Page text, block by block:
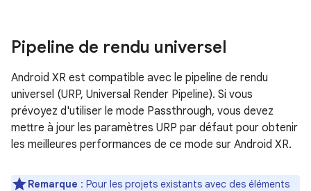
Pipeline de rendu universel
Android XR est compatible avec le pipeline de rendu
universel (URP, Universal Render Pipeline). Si vous
prévoyez d'utiliser le mode Passthrough, vous devez
mettre à jour les paramètres URP par défaut pour obtenir
les meilleures performances de ce mode sur Android XR.
Remarque : Pour les projets existants avec des éléments